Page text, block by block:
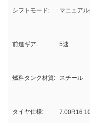
シフトモード: マニュア
前進ギア: 5速
燃料タンク材質: スチール
タイヤ仕様: 7.00R16